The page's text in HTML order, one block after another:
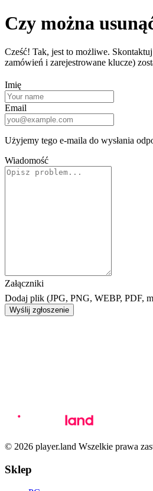
Czy można
Cześć! Tak, jest to możliwe.
zamówień i zarejestrowane klucze)
Imię
Email
Użyjemy tego e-maila do wysłania
Wiadomość
Załączniki
Dodaj plik (JPG, PNG, WEBP, PDF,
Wyślij zgłoszenie
© 2026 player.land Wszelkie prawa
Sklep